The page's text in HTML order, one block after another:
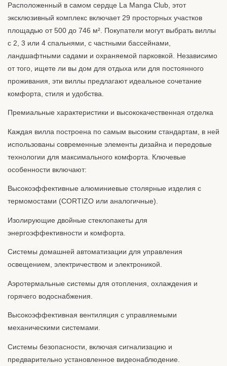
Расположенный в самом сердце La Manga Club, этот
эксклюзивный комплекс включает 29 просторных участков
площадью от 500 до 746 м². Покупатели могут выбрать виллы
с 2, 3 или 4 спальнями, с частными бассейнами,
ландшафтными садами и охраняемой парковкой. Независимо
от того, ищете ли вы дом для отдыха или для постоянного
проживания, эти виллы предлагают идеальное сочетание
комфорта, стиля и удобства.
Премиальные характеристики и высококачественная отделка
Каждая вилла построена по самым высоким стандартам, в ней
использованы современные элементы дизайна и передовые
технологии для максимального комфорта. Ключевые
особенности включают:
Высокоэффективные алюминиевые столярные изделия с
термомостами (CORTIZO или аналогичные).
Изолирующие двойные стеклопакеты для
энергоэффективности и комфорта.
Системы домашней автоматизации для управления
освещением, электричеством и электроникой.
Аэротермальные системы для отопления, охлаждения и
горячего водоснабжения.
Высокоэффективная вентиляция с управляемыми
механическими системами.
Системы безопасности, включая сигнализацию и
предварительно установленное видеонаблюдение.